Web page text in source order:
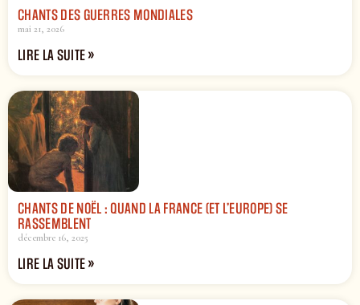
CHANTS DES GUERRES MONDIALES
mai 21, 2026
LIRE LA SUITE »
CHANTS DE NOËL : QUAND LA FRANCE (ET L’EUROPE) SE
RASSEMBLENT
décembre 16, 2025
LIRE LA SUITE »